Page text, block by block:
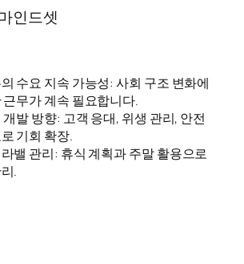
인드셋
수요 지속 가능성: 사회 구조 변화에
근무가 계속 필요합니다.
발 방향: 고객 응대, 위생 관리, 안전
기회 확장.
밸 관리: 휴식 계획과 주말 활용으로
.